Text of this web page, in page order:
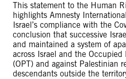
This statement to the Human
highlights Amnesty
Israel’s compliance with the
conclusion that successive
and maintained a system of
across Israel and the Occupied
(OPT) and against Palestinian
descendants outside the